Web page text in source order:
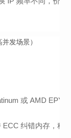
发场景）
或 AMD
纠错内存，稳